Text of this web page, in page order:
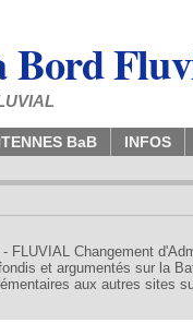
Bord
BaB INFOS
FLUVIAL Changement
et argumentés sur la
aux autres sites